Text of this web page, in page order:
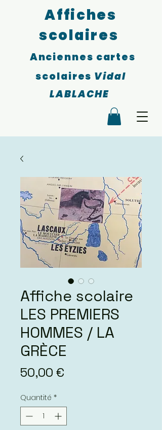
Affiches
scolaires
Anciennes cartes
scolaires Vidal
LABLACHE
Affiche scolaire
LES PREMIERS
HOMMES / LA
GRÈCE
50,00 €
Quantité *